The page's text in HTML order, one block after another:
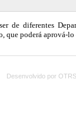
Desenvolvido por